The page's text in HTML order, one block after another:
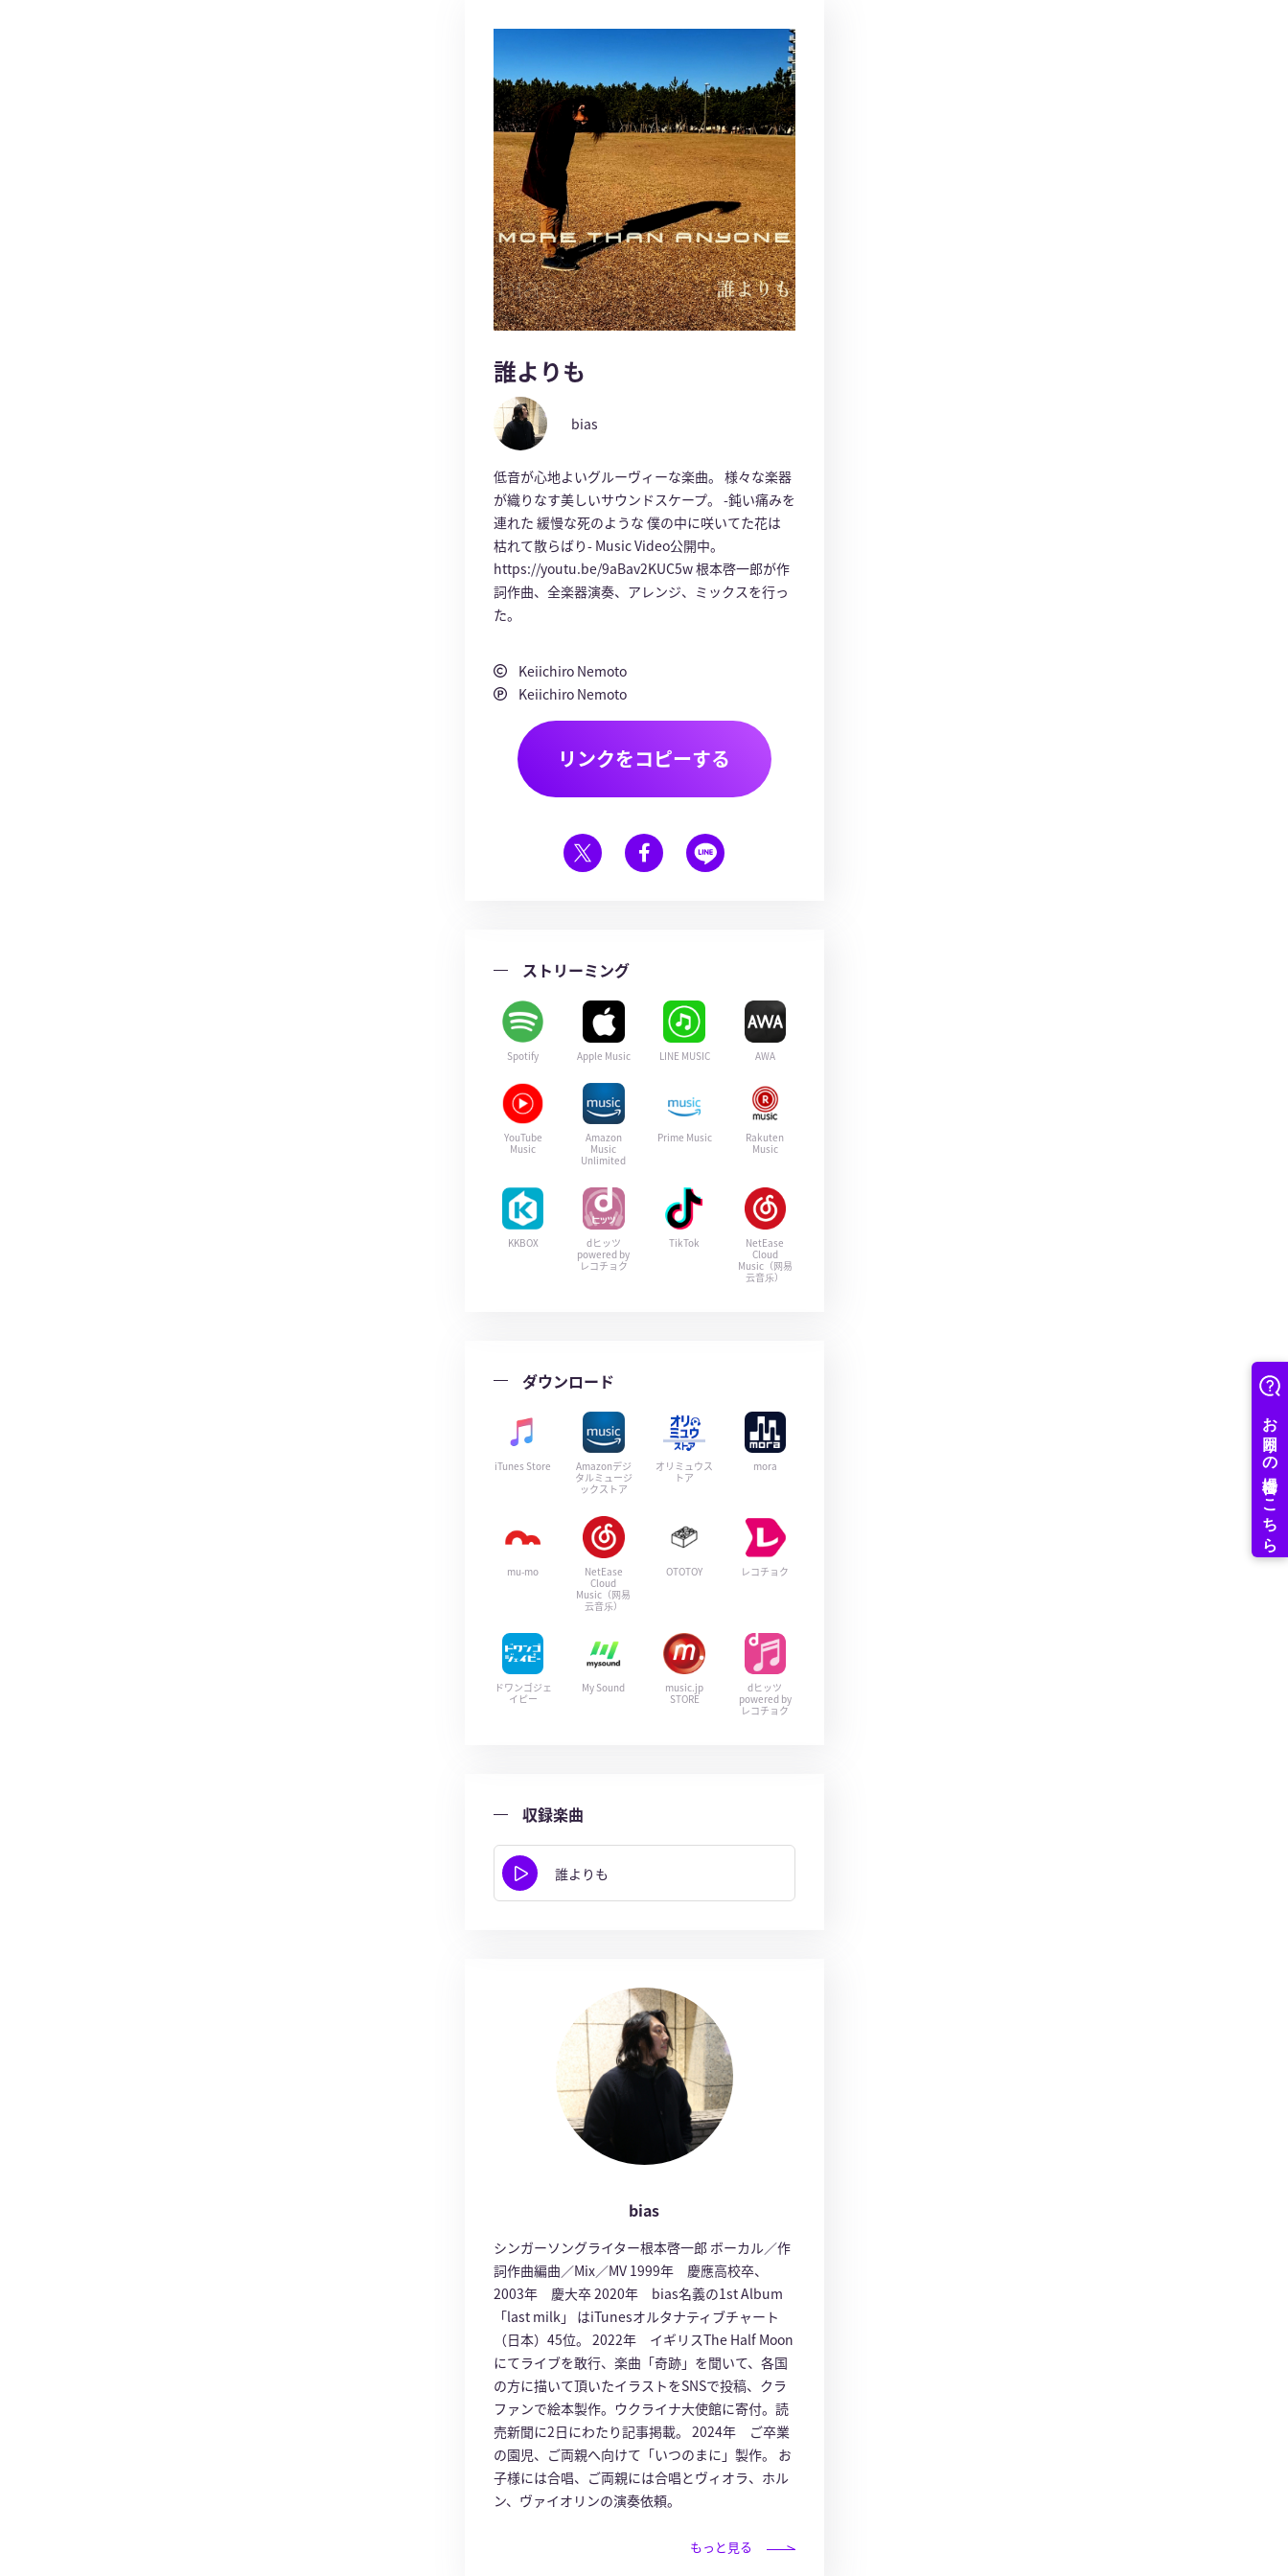
誰よりも
bias
低音が心地よいグルーヴィーな楽曲。 様々な楽器
が織りなす美しいサウンドスケープ。 -鈍い痛みを
連れた 緩慢な死のような 僕の中に咲いてた花は
枯れて散らばり- Music Video公開中。
https://youtu.be/9aBav2KUC5w 根本啓一郎が作
詞作曲、全楽器演奏、アレンジ、ミックスを行っ
た。
Keiichiro Nemoto
Keiichiro Nemoto
リンクをコピーする
ストリーミング
Spotify Apple Music LINE MUSIC AWA
YouTube
Music
Amazon
Music
Unlimited
Prime Music
Rakuten
Music
KKBOX
dヒッツ
powered by
レコチョク
TikTok
NetEase
Cloud
Music（网易
云音乐）
ダウンロード
iTunes Store
Amazonデジ
タルミュージ
ックストア
オリミュウス
トア
mora
mu-mo
NetEase
Cloud
Music（网易
云音乐）
OTOTOY レコチョク
ドワンゴジェ
イピー
My Sound
music.jp
STORE
dヒッツ
powered by
レコチョク
収録楽曲
誰よりも
bias
シンガーソングライター根本啓一郎 ボーカル／作
詞作曲編曲／Mix／MV 1999年 慶應高校卒、
2003年 慶大卒 2020年 bias名義の1st Album
「last milk」 はiTunesオルタナティブチャート
（日本）45位。 2022年 イギリスThe Half Moon
にてライブを敢行、楽曲「奇跡」を聞いて、各国
の方に描いて頂いたイラストをSNSで投稿、クラ
ファンで絵本製作。ウクライナ大使館に寄付。読
売新聞に2日にわたり記事掲載。 2024年 ご卒業
の園児、ご両親へ向けて「いつのまに」製作。 お
子様には合唱、ご両親には合唱とヴィオラ、ホル
ン、ヴァイオリンの演奏依頼。
もっと見る